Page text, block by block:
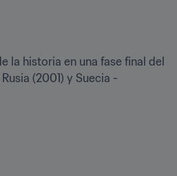
la historia en una fase final del
(2001) y Suecia -